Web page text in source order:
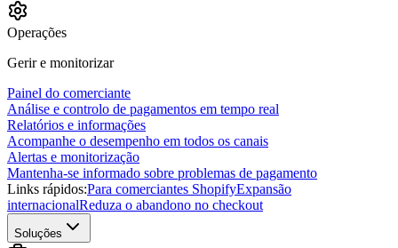
Operações
Gerir e monitorizar
Painel do comerciante
Análise e controlo de pagamentos em tempo real
Relatórios e informações
Acompanhe o desempenho em todos os canais
Alertas e monitorização
Mantenha-se informado sobre problemas de pagamento
Links rápidos:Para comerciantes ShopifyExpansão
internacionalReduza o abandono no checkout
Soluções